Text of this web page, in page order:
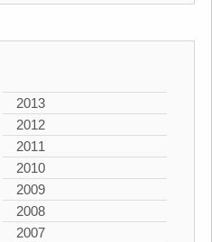
2013
2012
2011
2010
2009
2008
2007